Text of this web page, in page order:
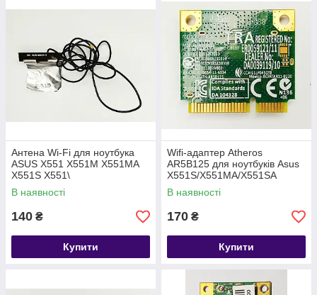
Антена Wi-Fi для ноутбука
ASUS X551 X551M X551MA
X551S X551\
В наявності
140 ₴
Купити
Wifi-адаптер Atheros
AR5B125 для ноутбуків Asus
X551S/X551MA/X551SA
В наявності
170 ₴
Купити